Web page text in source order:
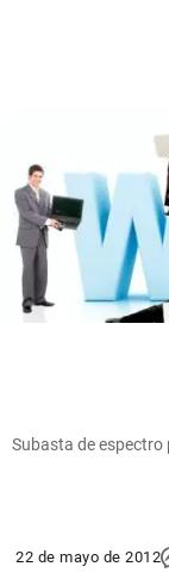
Subasta de espectro
22 de mayo de 2012